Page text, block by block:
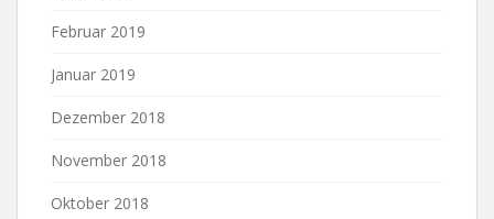
Februar 2019
Januar 2019
Dezember 2018
November 2018
Oktober 2018